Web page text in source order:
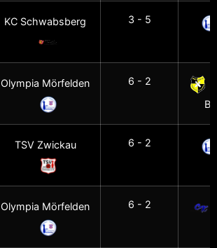
KC Schwabsberg
3 - 5
Olympia Mörfelden 6 - 2
TSV Zwickau
6 - 2
Olympia Mörfelden 6 - 2